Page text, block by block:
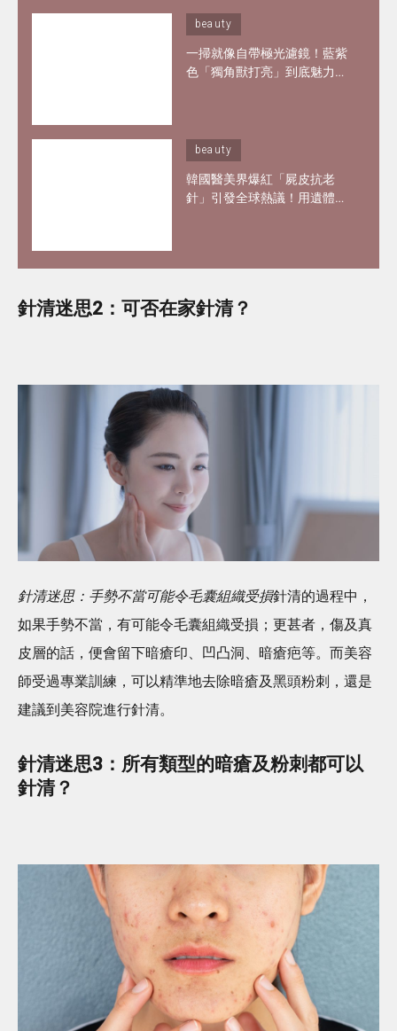
beauty
一掃就像自帶極光濾鏡！藍紫
色「獨角獸打亮」到底魅力何
beauty
韓國醫美界爆紅「屍皮抗老
針」引發全球熱議！用遺體皮
針清迷思2：可否在家針清？
針清迷思：手勢不當可能令毛囊組織受損針清的過程中，
如果手勢不當，有可能令毛囊組織受損；更甚者，傷及真
皮層的話，便會留下暗瘡印、凹凸洞、暗瘡疤等。而美容
師受過專業訓練，可以精準地去除暗瘡及黑頭粉刺，還是
建議到美容院進行針清。
針清迷思3：所有類型的暗瘡及粉刺都可以
針清？